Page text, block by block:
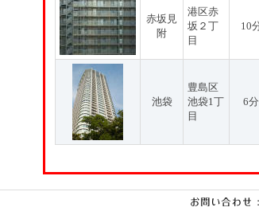
赤坂見
附
港区赤
坂２丁
目
10
池袋
豊島区
池袋1丁
目
6分